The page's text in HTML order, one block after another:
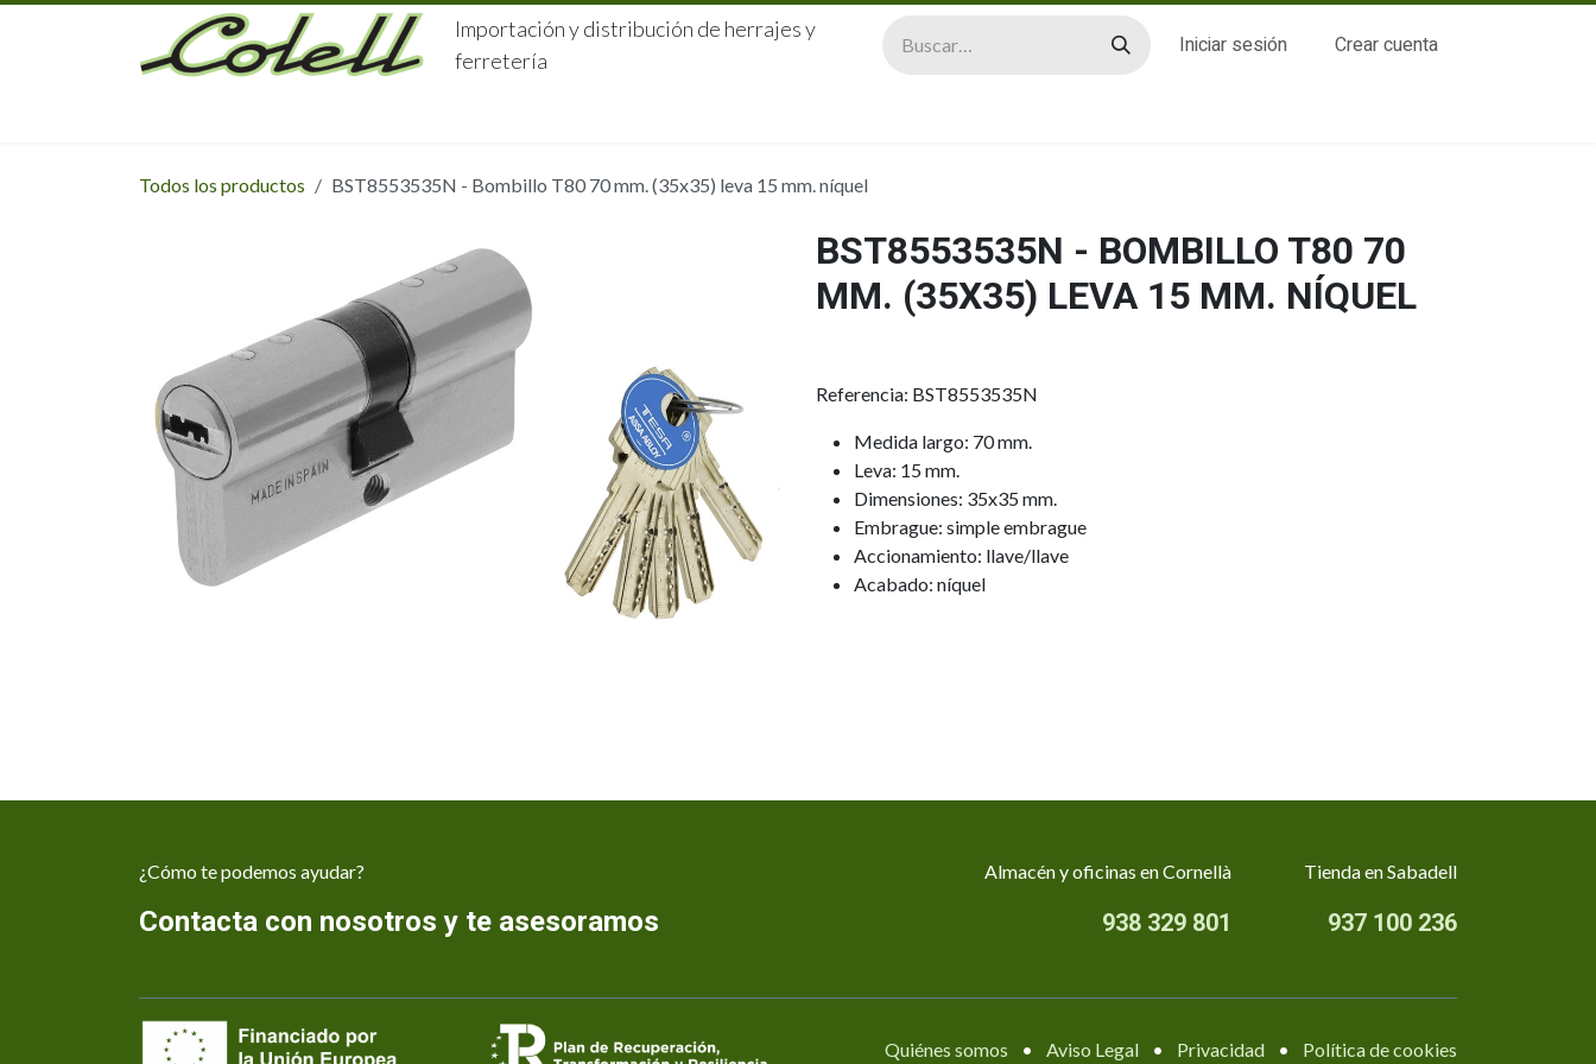
Ir al contenido
Importación y distribución de herrajes y
ferretería
Iniciar sesión Crear cuenta
Todos los productos BST8553535N - Bombillo T80 70 mm. (35x35) leva 15 mm. níquel
BST8553535N - BOMBILLO T80 70
MM. (35X35) LEVA 15 MM. NÍQUEL
Referencia: BST8553535N
Medida largo: 70 mm.
Leva: 15 mm.
Dimensiones: 35x35 mm.
Embrague: simple embrague
Accionamiento: llave/llave
Acabado: níquel
¿Cómo te podemos ayudar?
Contacta con nosotros y te asesoramos
Almacén y oficinas en Cornellà
938 329 801
Tienda en Sabadell
937 100 236
Quiénes somos • Aviso Legal • Privacidad • Política de cookies